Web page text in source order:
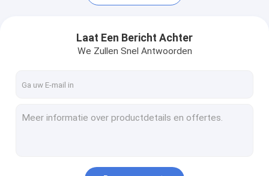
In te ademen Sportenstof
sportkledings materiële stof
Laat Een Bericht Achter
We Zullen Snel Antwoorden